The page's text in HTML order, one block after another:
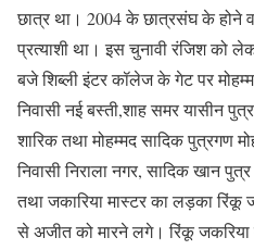
छात्र था। 2004 के छात्रसंघ के होने
प्रत्याशी था। इस चुनावी रंजिश को
बजे शिब्ली इंटर कॉलेज के गेट पर
निवासी नई बस्ती,शाह समर यासीन
शारिक तथा मोहम्मद सादिक पुत्रगण
निवासी निराला नगर, सादिक खान
तथा जकारिया मास्टर का लड़का रिंकू
से अजीत को मारने लगे। रिंकू